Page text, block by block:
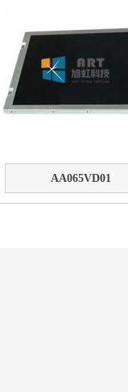
AA065VD01